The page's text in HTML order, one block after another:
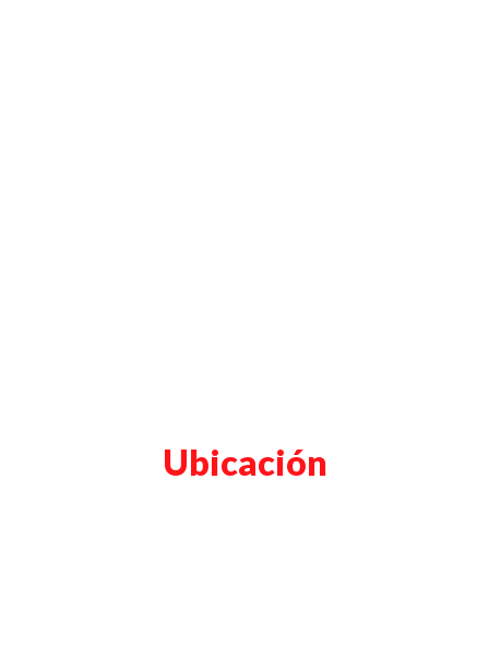
Ubicación